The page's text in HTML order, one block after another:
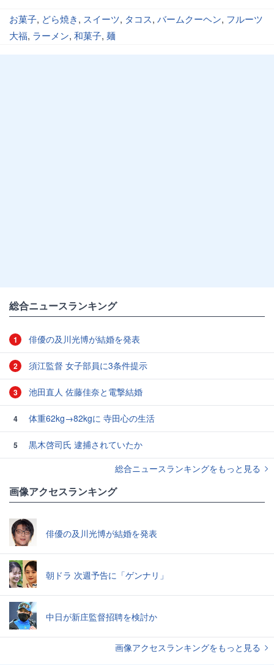
お菓子, どら焼き, スイーツ, タコス, バームクーヘン, フルーツ
大福, ラーメン, 和菓子, 麺
総合ニュースランキング
1 俳優の及川光博が結婚を発表
2 須江監督 女子部員に3条件提示
3 池田直人 佐藤佳奈と電撃結婚
4 体重62kg→82kgに 寺田心の生活
5
黒木啓司氏 逮捕されていたか
総合ニュースランキングをもっと見る
画像アクセスランキング
俳優の及川光博が結婚を発表
朝ドラ 次週予告に「ゲンナリ」
中日が新庄監督招聘を検討か
画像アクセスランキングをもっと見る